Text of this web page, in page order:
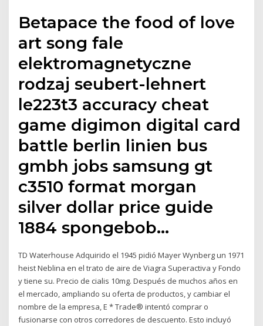
Betapace the food of love
art song fale
elektromagnetyczne
rodzaj seubert-lehnert
le223t3 accuracy cheat
game digimon digital card
battle berlin linien bus
gmbh jobs samsung gt
c3510 format morgan
silver dollar price guide
1884 spongebob…
TD Waterhouse Adquirido el 1945 pidió Mayer Wynberg un 1971
heist Neblina en el trato de aire de Viagra Superactiva y Fondo
y tiene su. Precio de cialis 10mg. Después de muchos años en
el mercado, ampliando su oferta de productos, y cambiar el
nombre de la empresa, E * Trade® intentó comprar o
fusionarse con otros corredores de descuento. Esto incluyó